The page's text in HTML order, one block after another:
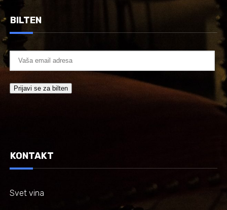
BILTEN
KONTAKT
Svet vina